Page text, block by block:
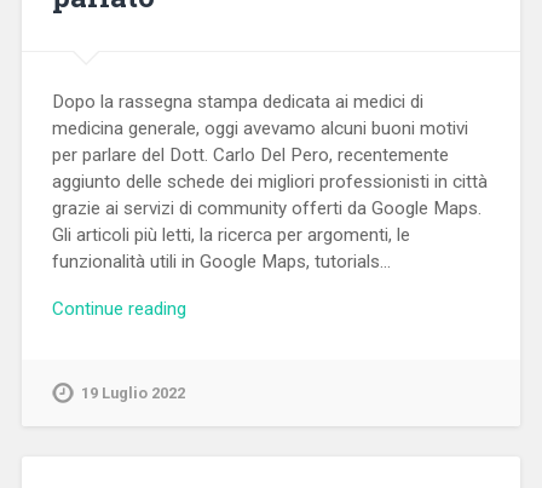
Dopo la rassegna stampa dedicata ai medici di
medicina generale, oggi avevamo alcuni buoni motivi
per parlare del Dott. Carlo Del Pero, recentemente
aggiunto delle schede dei migliori professionisti in città
grazie ai servizi di community offerti da Google Maps.
Gli articoli più letti, la ricerca per argomenti, le
funzionalità utili in Google Maps, tutorials…
Continue reading
19 Luglio 2022